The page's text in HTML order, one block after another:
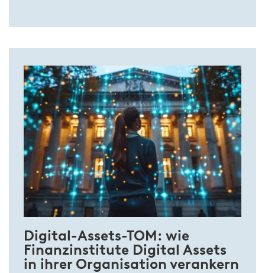
Digital-Assets-TOM: wie
Finanzinstitute Digital Assets
in ihrer Organisation verankern